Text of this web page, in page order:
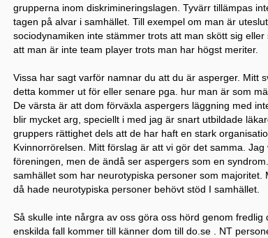
grupperna inom diskrimineringslagen. Tyvärr tillämpas
tagen på alvar i samhället. Till exempel om man är
sociodynamiken inte stämmer trots att man skött sig
att man är inte team player trots man har högst meriter.
Vissa har sagt varför namnar du att du är asperger. Mitt
detta kommer ut för eller senare pga. hur man är som
De värsta är att dom förväxla aspergers läggning med
blir mycket arg, speciellt i med jag är snart utbildade
gruppers rättighet dels att de har haft en stark
Kvinnorrörelsen. Mitt förslag är att vi gör det samma.
föreningen, men de ändå ser aspergers som en
samhället som har neurotypiska personer som
då hade neurotypiska personer behövt stöd I samhället.
Så skulle inte nårgra av oss göra oss hörd genom
enskilda fall kommer till känner dom till do.se . NT